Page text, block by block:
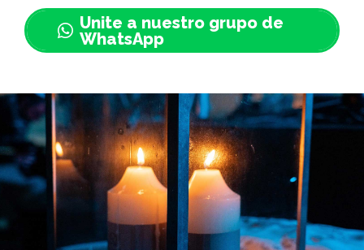
Unite a nuestro grupo de
WhatsApp